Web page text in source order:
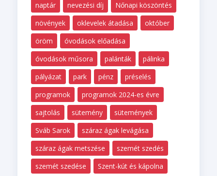
naptár
nevezési díj
Nőnapi köszöntés
növények
oklevelek átadása
október
öröm
óvodások előadása
óvodások műsora
palánták
pálinka
pályázat
park pénz
préselés
programok
programok 2024-es évre
sajtolás
sütemény
sütemények
Sváb Sarok
száraz ágak levágása
száraz ágak metszése
szemét szedés
szemét szedése
Szent-kút és kápolna